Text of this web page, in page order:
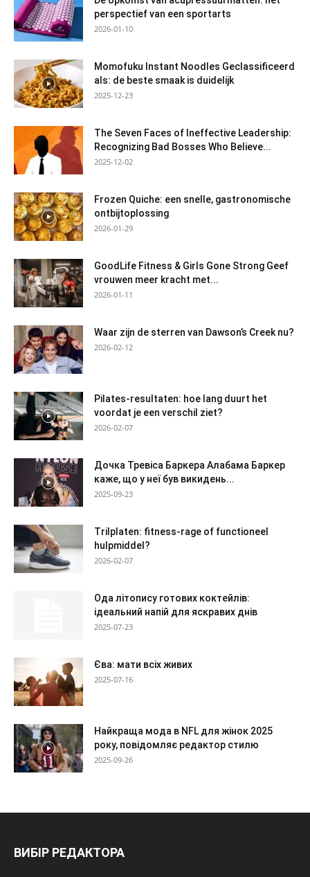
perspectief van een sportarts
2026-01-10
Momofuku Instant Noodles Geclassificeerd
als: de beste smaak is duidelijk
2025-12-23
The Seven Faces of Ineffective Leadership:
Recognizing Bad Bosses Who Believe...
2025-12-02
Frozen Quiche: een snelle, gastronomische
ontbijtoplossing
2026-01-29
GoodLife Fitness & Girls Gone Strong Geef
vrouwen meer kracht met...
2026-01-11
Waar zijn de sterren van Dawson’s Creek nu?
2026-02-12
Pilates-resultaten: hoe lang duurt het
voordat je een verschil ziet?
2026-02-07
Дочка Тревіса Баркера Алабама Баркер
каже, що у неї був викидень...
2025-09-23
Trilplaten: fitness-rage of functioneel
hulpmiddel?
2026-02-07
Ода літопису готових коктейлів:
ідеальний напій для яскравих днів
2025-07-23
Єва: мати всіх живих
2025-07-16
Найкраща мода в NFL для жінок 2025
року, повідомляє редактор стилю
2025-09-26
ВИБІР РЕДАКТОРА